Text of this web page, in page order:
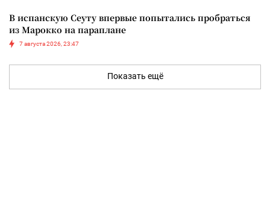
В испанскую Сеуту впервые попытались пробраться
из Марокко на параплане
7 августа 2026, 23:47
Показать ещё